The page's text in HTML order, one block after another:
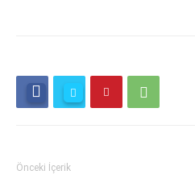
Önceki İçerik